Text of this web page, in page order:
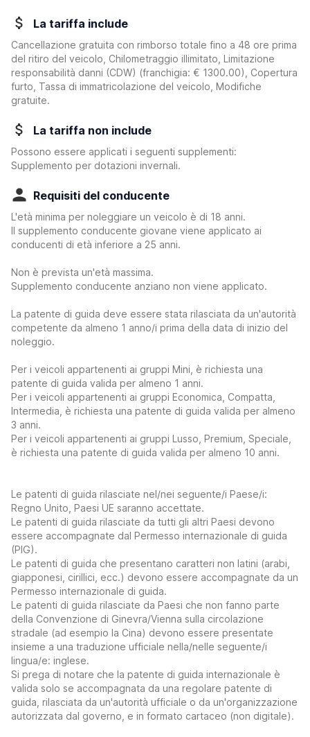
La tariffa include
Cancellazione gratuita con rimborso totale fino a 48 ore prima
del ritiro del veicolo, Chilometraggio illimitato, Limitazione
responsabilità danni (CDW) (franchigia: € 1300.00)
, Copertura
furto, Tassa di immatricolazione del veicolo, Modifiche
gratuite.
La tariffa non include
Possono essere applicati i seguenti supplementi:
Supplemento per dotazioni invernali.
Requisiti del conducente
L'età minima per noleggiare un veicolo è di 18 anni.
Il supplemento conducente giovane viene applicato ai
conducenti di età inferiore a 25 anni.
Non è prevista un'età massima.
Supplemento conducente anziano non viene applicato.
La patente di guida deve essere stata rilasciata da un'autorità
competente da almeno 1 anno/i prima della data di inizio del
noleggio.
Per i veicoli appartenenti ai gruppi Mini, è richiesta una
patente di guida valida per almeno 1 anni.
Per i veicoli appartenenti ai gruppi Economica, Compatta,
Intermedia, è richiesta una patente di guida valida per almeno
3 anni.
Per i veicoli appartenenti ai gruppi Lusso, Premium, Speciale,
è richiesta una patente di guida valida per almeno 10 anni.
Le patenti di guida rilasciate nel/nei seguente/i Paese/i:
Regno Unito, Paesi UE saranno accettate.
Le patenti di guida rilasciate da tutti gli altri Paesi devono
essere accompagnate dal Permesso internazionale di guida
(PIG).
Le patenti di guida che presentano caratteri non latini (arabi,
giapponesi, cirillici, ecc.) devono essere accompagnate da un
Permesso internazionale di guida.
Le patenti di guida rilasciate da Paesi che non fanno parte
della Convenzione di Ginevra/Vienna sulla circolazione
stradale (ad esempio la Cina) devono essere presentate
insieme a una traduzione ufficiale nella/nelle seguente/i
lingua/e: inglese.
Si prega di notare che la patente di guida internazionale è
valida solo se accompagnata da una regolare patente di
guida, rilasciata da un'autorità ufficiale o da un'organizzazione
autorizzata dal governo, e in formato cartaceo (non digitale).